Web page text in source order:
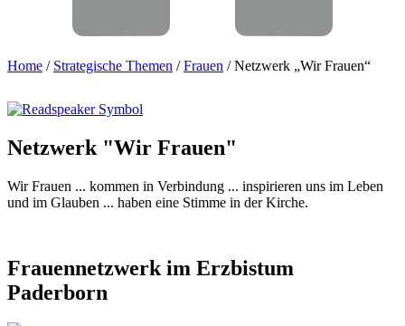
Home / Strategische Themen /Frauen /Netzwerk „Wir Frauen“
Netzwerk "Wir Frauen"
Wir Frauen ... kommen in Verbindung ... inspirieren uns im Leben
und im Glauben ... haben eine Stimme in der Kirche.
Frauennetzwerk im Erzbistum
Paderborn